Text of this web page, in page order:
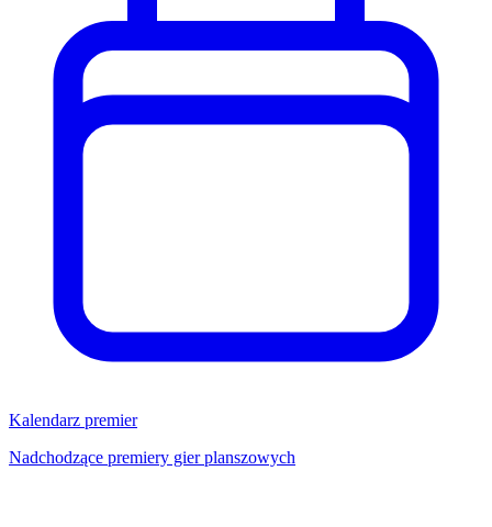
Kalendarz premier
Nadchodzące premiery gier planszowych